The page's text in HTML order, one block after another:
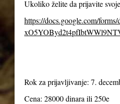
Ukoliko želite da prijavite
https://docs.google.com/
Rok za prijavljivanje: 7.
Cena: 28000 dinara ili 250e